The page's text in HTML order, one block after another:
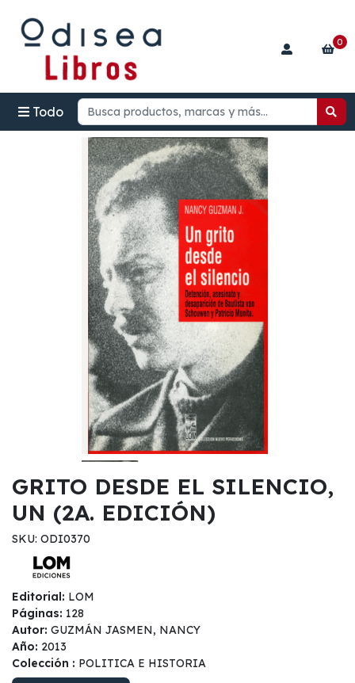
Todo
0
GRITO DESDE EL SILENCIO,
UN (2A. EDICIÓN)
SKU: ODI0370
Editorial: LOM
Páginas: 128
Autor: GUZMÁN JASMEN, NANCY
Año: 2013
Colección : POLITICA E HISTORIA